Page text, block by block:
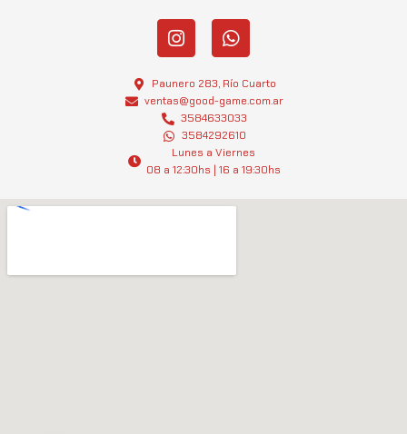
I
n
t
a
g
r
a
m
W
h
t
s
a
p
p
Paunero 283, Río Cuarto
ventas@good-game.com.ar
3584633033
3584292610
Lunes a Viernes
08 a 12:30hs | 16 a 19:30hs